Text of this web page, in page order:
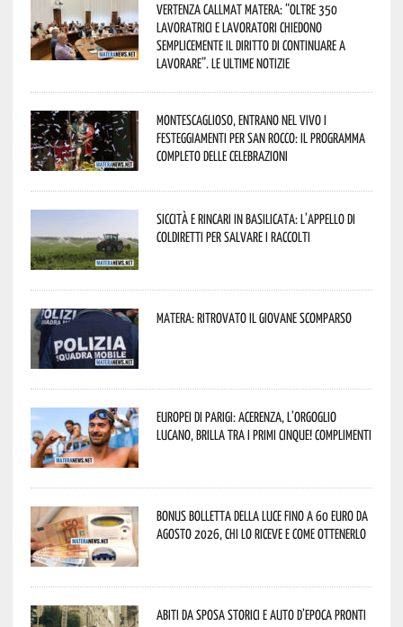
Vertenza CallMat Matera: “Oltre 350
lavoratrici e lavoratori chiedono
semplicemente il diritto di continuare a
lavorare”. Le ultime notizie
Montescaglioso, entrano nel vivo i
festeggiamenti per San Rocco: il programma
completo delle celebrazioni
Siccità e rincari in Basilicata: l’appello di
Coldiretti per salvare i raccolti
Matera: ritrovato il giovane scomparso
Europei di Parigi: Acerenza, l’orgoglio
lucano, brilla tra i primi cinque! Complimenti
Bonus bolletta della luce fino a 60 euro da
agosto 2026, chi lo riceve e come ottenerlo
Abiti da sposa storici e auto d’epoca pronti